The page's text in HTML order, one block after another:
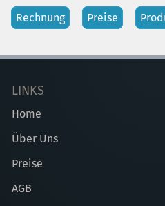
Rechnung Preise
LINKS
Home
Über Uns
Preise
AGB